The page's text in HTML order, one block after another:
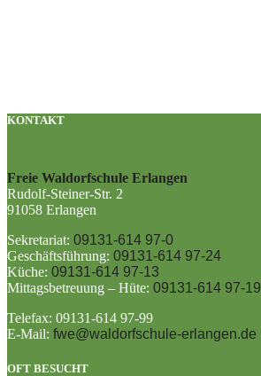
KONTAKT
Freie Waldorfschule Erlangen
Rudolf-Steiner-Str. 2
91058 Erlangen
Sekretariat: 09131-614 97-0
Geschäftsführung: 09131-614 97-24
Küche: 09131-614 97-13
Mittagsbetreuung – Hüte: 09131-614 97-19
Telefax: 09131-614 97-99
E-Mail: fwe@waldorfschule-erlangen.de
OFT BESUCHT